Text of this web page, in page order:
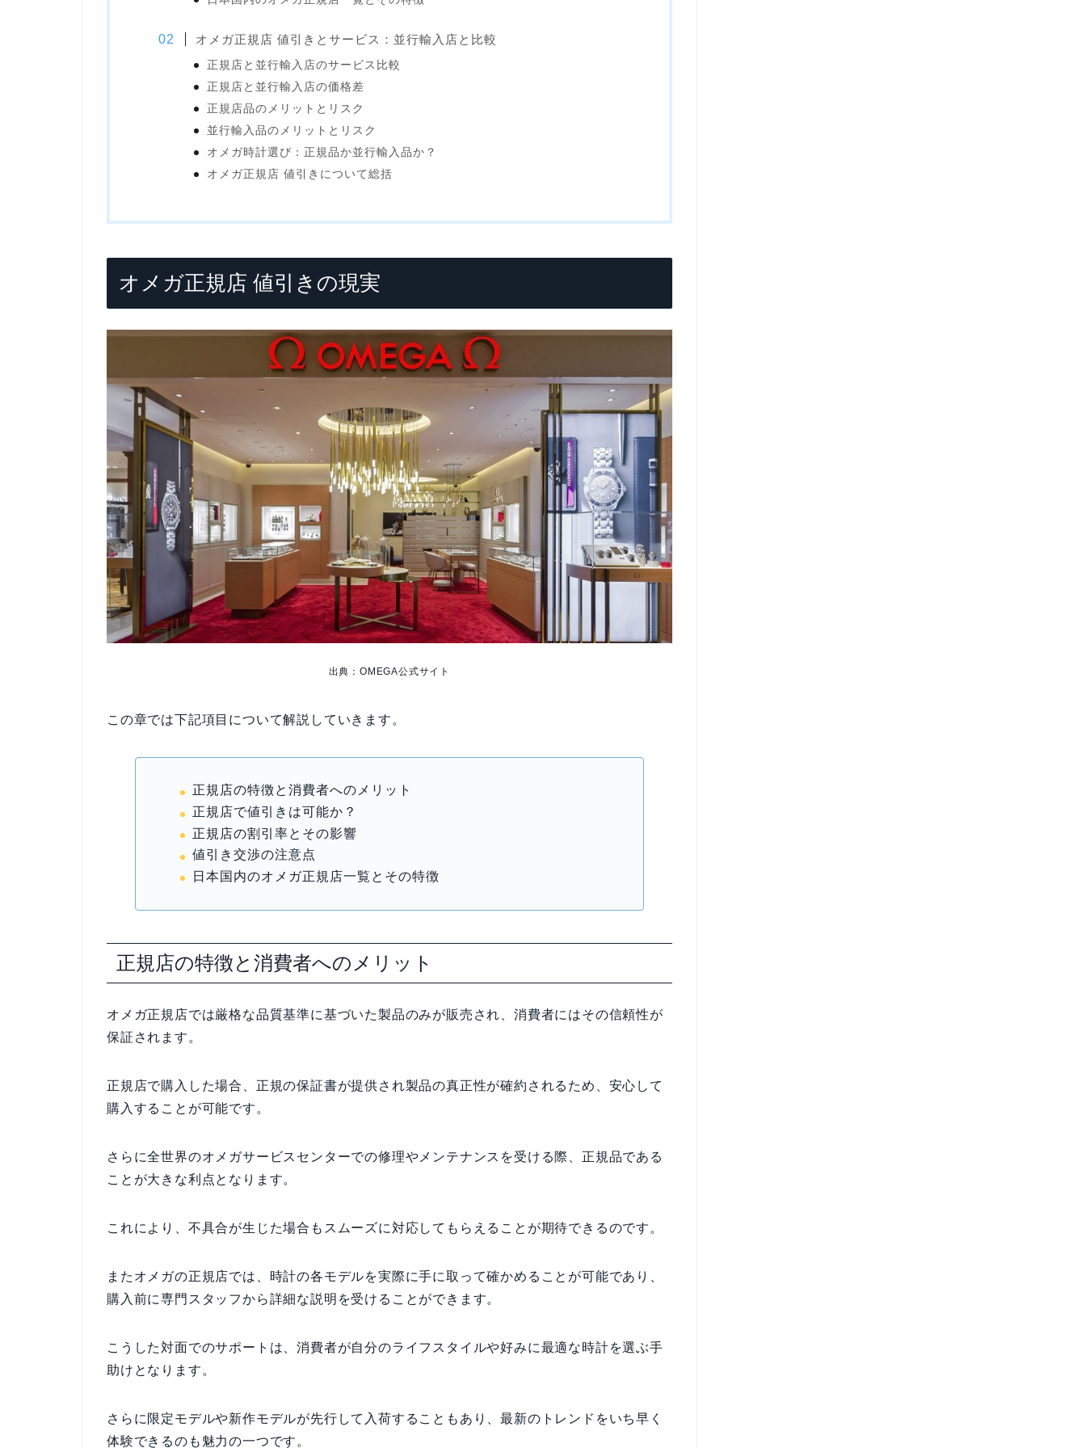
オメガ正規店 値引きとサービス：並行輸入店と比較
正規店と並行輸入店のサービス比較
正規店と並行輸入店の価格差
正規店品のメリットとリスク
並行輸入品のメリットとリスク
オメガ時計選び：正規品か並行輸入品か？
オメガ正規店 値引きについて総括
オメガ正規店 値引きの現実
出典：OMEGA公式サイト
この章では下記項目について解説していきます。
正規店の特徴と消費者へのメリット
正規店で値引きは可能か？
正規店の割引率とその影響
値引き交渉の注意点
日本国内のオメガ正規店一覧とその特徴
正規店の特徴と消費者へのメリット
オメガ正規店では厳格な品質基準に基づいた製品のみが販売され、消費者にはその信頼性が
保証されます。
正規店で購入した場合、正規の保証書が提供され製品の真正性が確約されるため、安心して
購入することが可能です。
さらに全世界のオメガサービスセンターでの修理やメンテナンスを受ける際、正規品である
ことが大きな利点となります。
これにより、不具合が生じた場合もスムーズに対応してもらえることが期待できるのです。
またオメガの正規店では、時計の各モデルを実際に手に取って確かめることが可能であり、
購入前に専門スタッフから詳細な説明を受けることができます。
こうした対面でのサポートは、消費者が自分のライフスタイルや好みに最適な時計を選ぶ手
助けとなります。
さらに限定モデルや新作モデルが先行して入荷することもあり、最新のトレンドをいち早く
体験できるのも魅力の一つです。